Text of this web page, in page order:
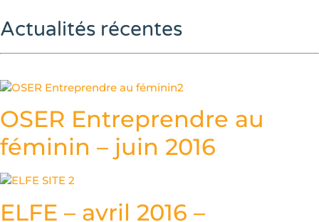
Actualités récentes
OSER Entreprendre au
féminin – juin 2016
ELFE – avril 2016 –